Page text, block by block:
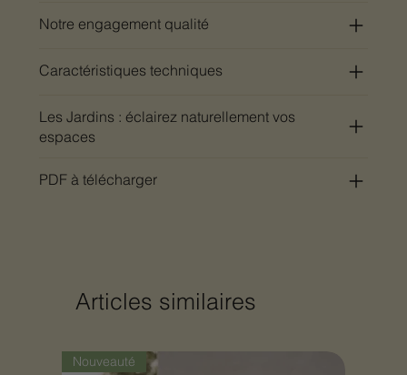
Notre engagement qualité
Caractéristiques techniques
Les Jardins : éclairez naturellement vos
espaces
PDF à télécharger
Articles similaires
Nouveauté